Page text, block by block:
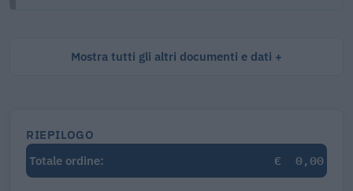
Mostra tutti gli altri documenti e dati
RIEPILOGO
Totale ordine:
€ 0,00